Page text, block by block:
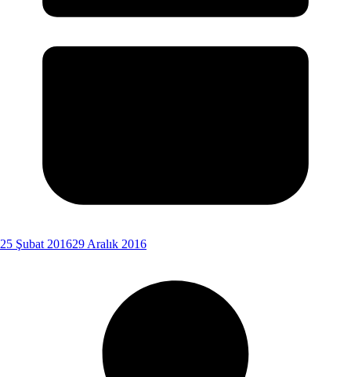
25 Şubat 201629 Aralık 2016